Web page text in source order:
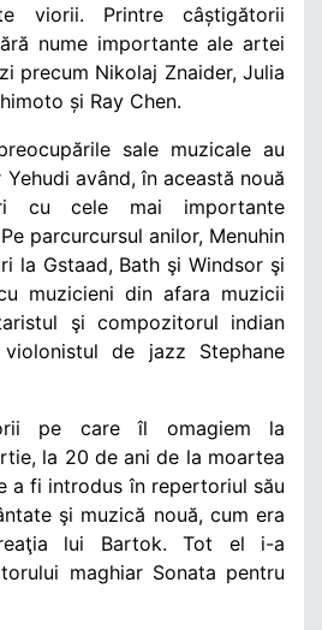
viorii. Printre câștigătorii
nume importante ale artei
precum Nikolaj Znaider, Julia
și Ray Chen.
sale muzicale au
având, în această nouă
cu cele mai importante
parcurcursul anilor, Menuhin
la Gstaad, Bath şi Windsor şi
muzicieni din afara muzicii
şi compozitorul indian
de jazz Stephane
pe care îl omagiem la
la 20 de ani de la moartea
a fi introdus în repertoriul său
şi muzică nouă, cum era
lui Bartok. Tot el i-a
maghiar Sonata pentru